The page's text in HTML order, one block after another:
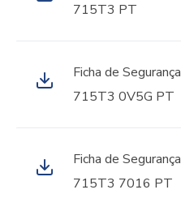
715T3 PT
Ficha de Segurança
715T3 0V5G PT
Ficha de Segurança
715T3 7016 PT